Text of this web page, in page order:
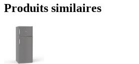
Produits similaires